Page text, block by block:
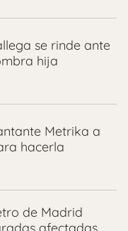
se rinde ante
hija
Metrika a
hacerla
de Madrid